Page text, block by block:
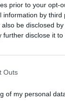
prior to your opt-
by third
be disclosed
further disclose it to
Outs
of my personal
ad